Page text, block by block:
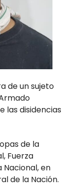
de un sujeto
las disidencias
de la
Fuerza
en
de la Nación.